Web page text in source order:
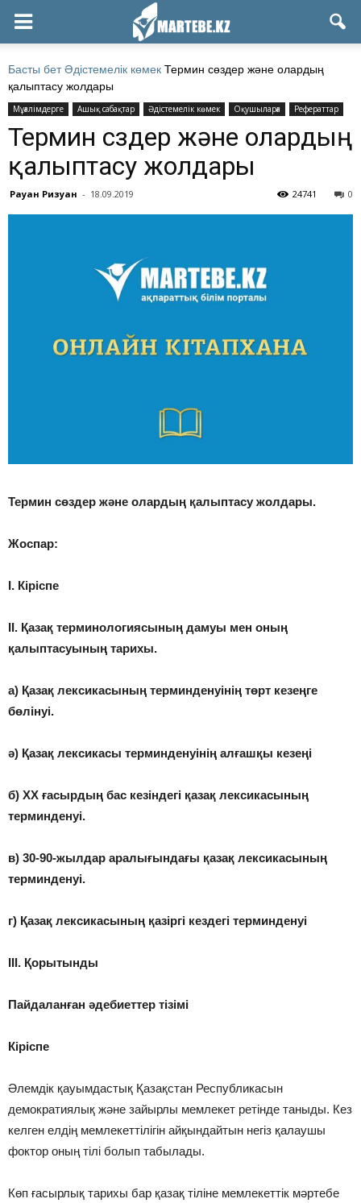
Басты бет Әдістемелік көмек Термин сөздер және олардың
қалыптасу жолдары
Мұғалімдерге Ашық сабақтар Әдістемелік көмек Оқушыларға Рефераттар
Термин сөздер және олардың
қалыптасу жолдары
Рауан Ризуан - 18.09.2019 0
24741
Термин сөздер және олардың қалыптасу жолдары.
Жоспар:
І. Кіріспе
ІІ. Қазақ терминологиясының дамуы мен оның
қалыптасуының тарихы.
а) Қазақ лексикасының терминденуінің төрт кезеңге
бөлінуі.
ә) Қазақ лексикасы терминденуінің алғашқы кезеңі
б) ХХ ғасырдың бас кезіндегі қазақ лексикасының
терминденуі.
в) 30-90-жылдар аралығындағы қазақ лексикасының
терминденуі.
г) Қазақ лексикасының қазіргі кездегі терминденуі
ІІІ. Қорытынды
Пайдаланған әдебиеттер тізімі
Кіріспе
Әлемдік қауымдастық Қазақстан Республикасын
демократиялық және зайырлы мемлекет ретінде таныды. Кез
келген елдің мемлекеттілігін айқындайтын негіз қалаушы
фоктор оның тілі болып табылады.
Көп ғасырлық тарихы бар қазақ тіліне мемлекеттік мәртебе